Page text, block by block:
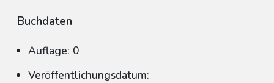
Buchdaten
Auflage: 0
Veröffentlichungsdatum: